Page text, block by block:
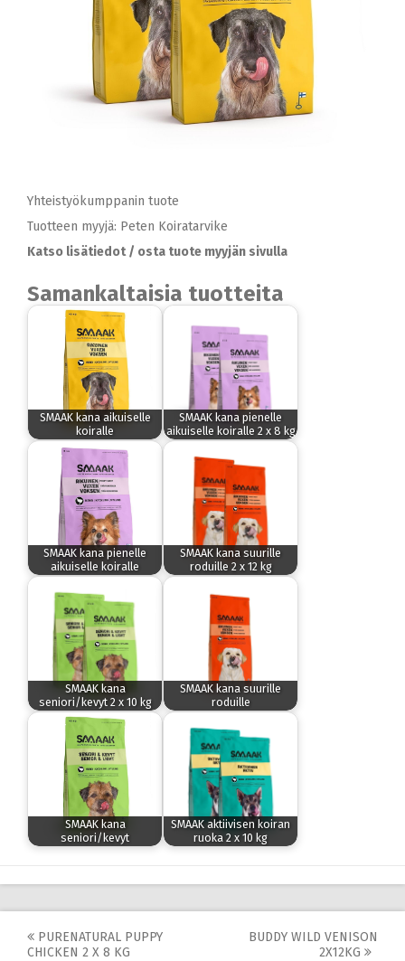
Yhteistyökumppanin tuote
Tuotteen myyjä: Peten Koiratarvike
Katso lisätiedot / osta tuote myyjän sivulla
Samankaltaisia tuotteita
SMAAK kana aikuiselle
koiralle
SMAAK kana pienelle
aikuiselle koiralle 2 x 8 kg
SMAAK kana pienelle
aikuiselle koiralle
SMAAK kana suurille
roduille 2 x 12 kg
SMAAK kana
seniori/kevyt 2 x 10 kg
SMAAK kana suurille
roduille
SMAAK kana
seniori/kevyt
SMAAK aktiivisen koiran
ruoka 2 x 10 kg
Post
PURENATURAL PUPPY
CHICKEN 2 X 8 KG
BUDDY WILD VENISON
2X12KG